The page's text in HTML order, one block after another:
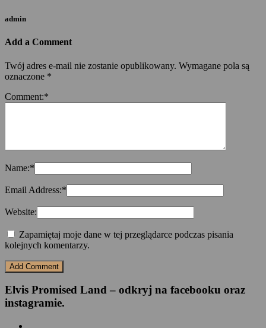
admin
Add a Comment
Twój adres e-mail nie zostanie opublikowany. Wymagane pola są
oznaczone *
Comment:*
Name:*
Email Address:*
Website:
Zapamiętaj moje dane w tej przeglądarce podczas pisania
kolejnych komentarzy.
Elvis Promised Land – odkryj na facebooku oraz
instagramie.